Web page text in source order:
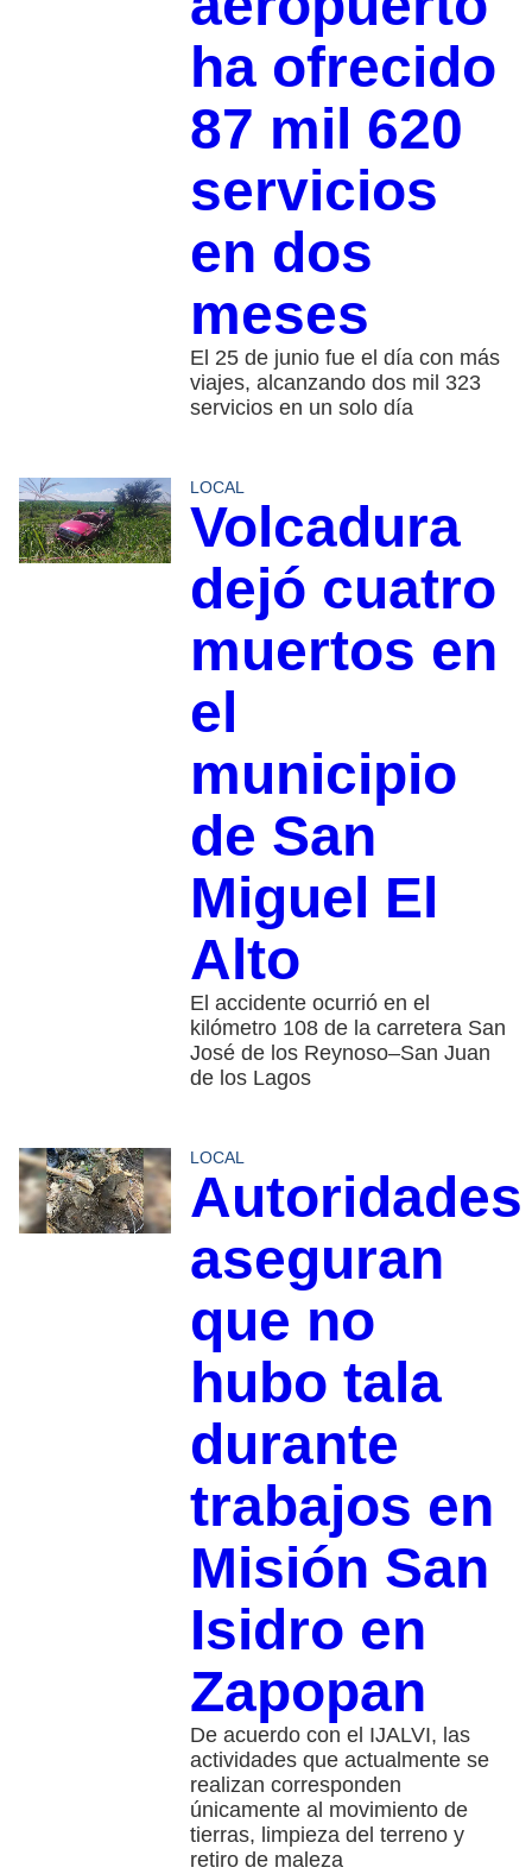
ha ofrecido
87 mil 620
servicios
en dos
meses
El 25 de junio fue el día con más
viajes, alcanzando dos mil 323
servicios en un solo día
LOCAL
Volcadura
dejó cuatro
muertos en
el
municipio
de San
Miguel El
Alto
El accidente ocurrió en el
kilómetro 108 de la carretera San
José de los Reynoso–San Juan
de los Lagos
LOCAL
Autoridades
aseguran
que no
hubo tala
durante
trabajos en
Misión San
Isidro en
Zapopan
De acuerdo con el IJALVI, las
actividades que actualmente se
realizan corresponden
únicamente al movimiento de
tierras, limpieza del terreno y
retiro de maleza